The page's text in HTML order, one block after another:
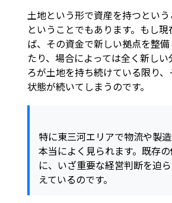
土地という形で資産を持つとい
ということでもあります。もし
ば、その資金で新しい拠点を整
たり、場合によっては全く新し
ろが土地を持ち続けている限り
状態が続いてしまうのです。
特に東三河エリアで物流や製
本当によく見られます。既存の
に、いざ重要な経営判断を迫
えているのです。